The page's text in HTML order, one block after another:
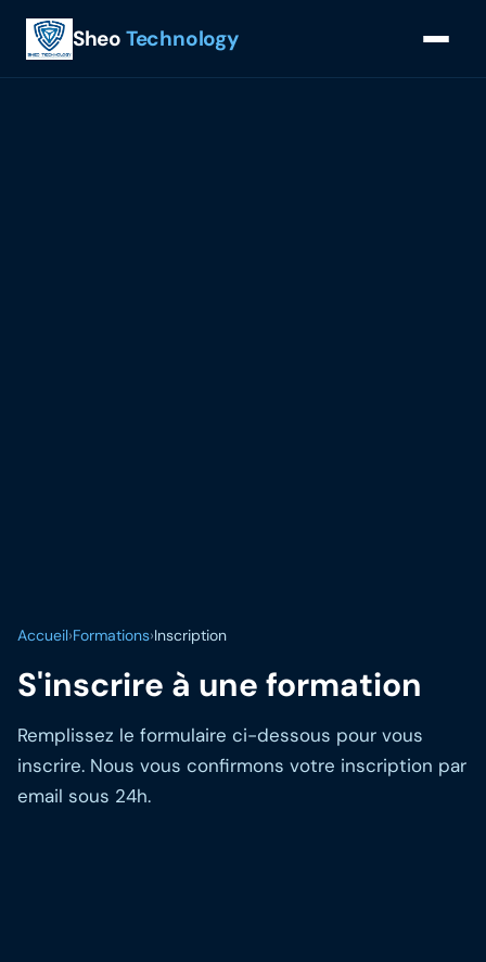
Sheo Technology
Accueil›Formations›Inscription
S'inscrire à une formation
Remplissez le formulaire ci-dessous pour vous
inscrire. Nous vous confirmons votre inscription par
email sous 24h.